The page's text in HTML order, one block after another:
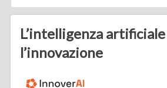
L’intelligenza
l’innovazione